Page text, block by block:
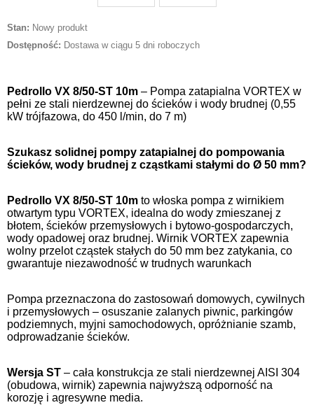
Stan: Nowy produkt
Dostępność: Dostawa w ciągu 5 dni roboczych
Pedrollo VX 8/50-ST 10m – Pompa zatapialna VORTEX w
pełni ze stali nierdzewnej do ścieków i wody brudnej (0,55
kW trójfazowa, do 450 l/min, do 7 m)
Szukasz solidnej pompy zatapialnej do pompowania
ścieków, wody brudnej z cząstkami stałymi do Ø 50 mm?
Pedrollo VX 8/50-ST 10m to włoska pompa z wirnikiem
otwartym typu VORTEX, idealna do wody zmieszanej z
błotem, ścieków przemysłowych i bytowo-gospodarczych,
wody opadowej oraz brudnej. Wirnik VORTEX zapewnia
wolny przelot cząstek stałych do 50 mm bez zatykania, co
gwarantuje niezawodność w trudnych warunkach
Pompa przeznaczona do zastosowań domowych, cywilnych
i przemysłowych – osuszanie zalanych piwnic, parkingów
podziemnych, myjni samochodowych, opróżnianie szamb,
odprowadzanie ścieków.
Wersja ST – cała konstrukcja ze stali nierdzewnej AISI 304
(obudowa, wirnik) zapewnia najwyższą odporność na
korozję i agresywne media.